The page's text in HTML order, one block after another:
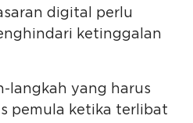
digital perlu
ketinggalan
langkah yang harus
pemula ketika terlibat